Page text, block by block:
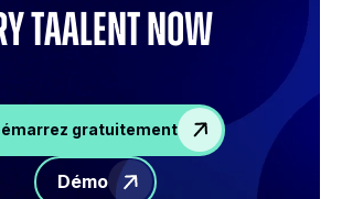
Taalent now
gratuitement
Démo